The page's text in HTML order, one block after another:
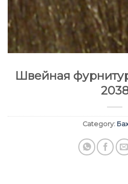
Швейная
Category: